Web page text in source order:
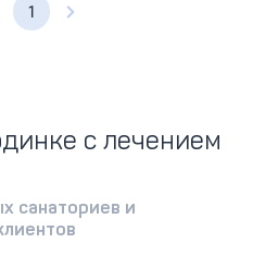
страница
1 Следующая страница
с лечением
санаториев и